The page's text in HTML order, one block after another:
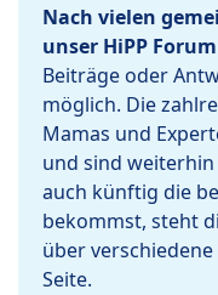
Nach vielen
unser HiPP
Beiträge oder
möglich. Die
Mamas und
und sind
auch künftig die
bekommst, steht
über
Seite.